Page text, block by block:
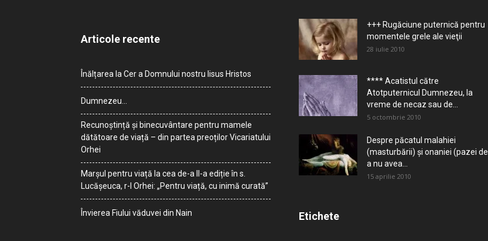
Articole recente
Înălțarea la Cer a Domnului nostru Iisus Hristos
Dumnezeu…
Recunoștință și binecuvântare pentru mamele
dătătoare de viață – din partea preoților Vicariatului
Orhei
Marșul pentru viață la cea de-a II-a ediție în s.
Lucășeuca, r-l Orhei: „Pentru viață, cu inimă curată”
Învierea Fiului văduvei din Nain
+++ Rugăciune puternică pentru
momentele grele ale vieţii
28 iulie 2010
**** Acatistul către
Atotputernicul Dumnezeu, la
vreme de necaz sau de...
5 octombrie 2010
Despre păcatul malahiei
(masturbării) şi onaniei (pazei de
a nu avea...
15 aprilie 2010
Etichete